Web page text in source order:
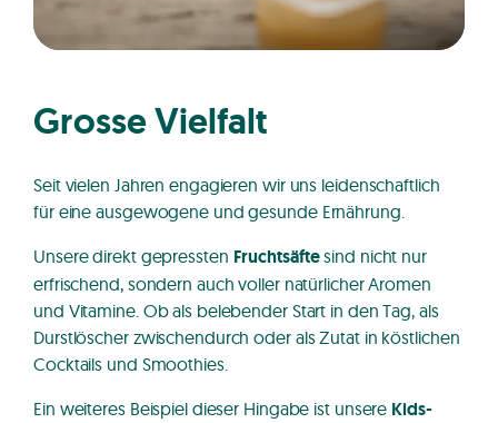
Grosse Vielfalt
Seit vielen Jahren engagieren wir uns leidenschaftlich
für eine ausgewogene und gesunde Ernährung.
Unsere direkt gepressten Fruchtsäftesind nicht nur
erfrischend, sondern auch voller natürlicher Aromen
und Vitamine. Ob als belebender Start in den Tag, als
Durstlöscher zwischendurch oder als Zutat in köstlichen
Cocktails und Smoothies.
Ein weiteres Beispiel dieser Hingabe ist unsere Kids-